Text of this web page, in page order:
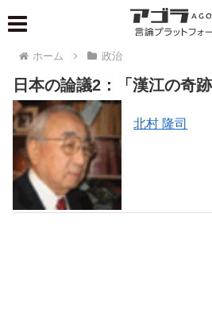
ホーム 政治
日本の論議2：「漢江の奇
北村 隆司